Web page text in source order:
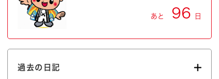
あと 96 日
過去の日記